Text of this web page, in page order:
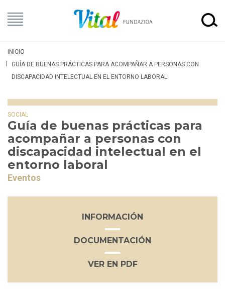
INICIO
GUÍA DE BUENAS PRÁCTICAS PARA ACOMPAÑAR A PERSONAS CON
DISCAPACIDAD INTELECTUAL EN EL ENTORNO LABORAL
SOCIAL
Guía de buenas prácticas para
acompañar a personas con
discapacidad intelectual en el
entorno laboral
Eventos
INFORMACIÓN
DOCUMENTACIÓN
VER EN PDF